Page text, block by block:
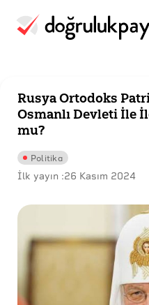
Rusya Ortodoks
Osmanlı Devleti İle
mu?
Politika
İlk yayın :26 Kasım 2024